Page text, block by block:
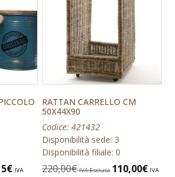
€ IVA
RATTAN CARRELLO CM
50X44X90
Codice: 421432
Disponibilità sede: 3
Disponibilità filiale: 0
220,00€ IVA Esclusa 110,00€ IVA